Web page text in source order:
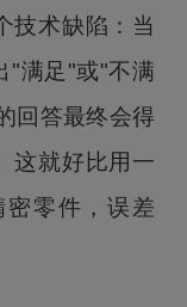
技术缺陷：当
"满足"或"不满
回答最终会得
这就好比用一
零件，误差